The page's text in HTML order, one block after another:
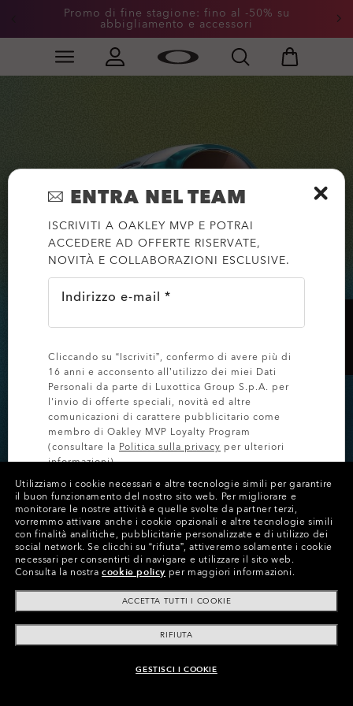
Skip to
Promo di fine stagione: fino al -50% su
abbigliamento e accessori
Slide 2 of 3. Promo di fine stagione: fino al -50% su
-20% SU MODELLI
CUSTOM
Approfitta della promo sugli occhiali Custom per un
periodo limitato.
Utilizziamo i cookie necessari e altre tecnologie simili per garantire
il buon funzionamento del nostro sito web. Per migliorare e
monitorare le nostre attività e quelle svolte da partner terzi,
vorremmo attivare anche i cookie opzionali e altre tecnologie simili
con finalità analitiche, pubblicitarie personalizzate e di utilizzo dei
social network. Se clicchi su “rifiuta”, attiveremo solamente i cookie
necessari per consentirti di navigare e utilizzare il sito web.
Consulta la nostracookie policy per maggiori informazioni.
ACCETTA TUTTI I COOKIE
RIFIUTA
GESTISCI I COOKIE
ENTRA NEL TEAM
ISCRIVITI A OAKLEY MVP E POTRAI
ACCEDERE AD OFFERTE RISERVATE,
NOVITÀ E COLLABORAZIONI ESCLUSIVE.
Indirizzo e-mail *
Cliccando su “Iscriviti”, confermo di avere più di
16 anni e acconsento all’utilizzo dei miei Dati
Personali da parte di Luxottica Group S.p.A. per
l'invio di offerte speciali, novità ed altre
comunicazioni di carattere pubblicitario come
membro di Oakley MVP Loyalty Program
(consultare la Politica sulla privacy per ulteriori
informazioni).
ISCRIVITI